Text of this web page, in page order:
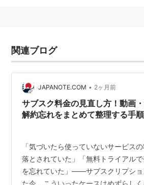
関連ブログ
JAPANOTE.COM • 2ヶ月前
サブスク料金の見直し方！動画
解約忘れをまとめて整理する手順
「気づいたら使っていないサービス
落とされていた」「無料トライアル
を忘れていた」——サブスクリプショ
た今、こういったケースはめずらし